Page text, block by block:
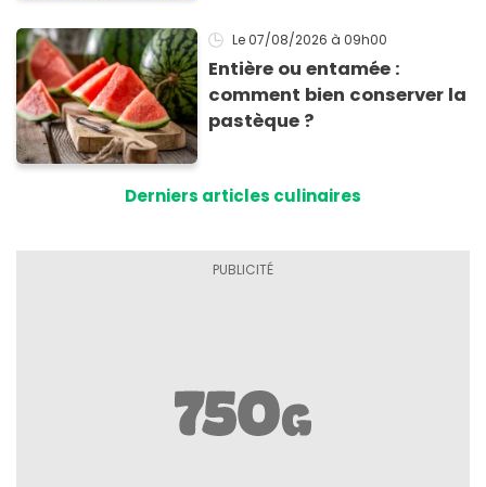
Le 07/08/2026 à 09h00
Entière ou entamée :
comment bien conserver la
pastèque ?
Derniers articles culinaires